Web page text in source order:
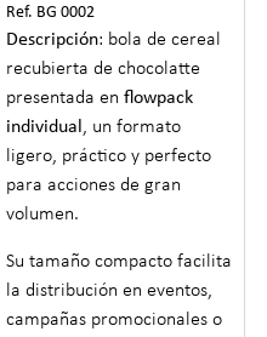
Ref. BG 0002
Descripción: bola de cereal
recubierta de chocolatte
presentada enflowpack
individual, un formato
ligero, práctico y perfecto
para acciones de gran
volumen.
Su tamaño compacto facilita
la distribución en eventos,
campañas promocionales o